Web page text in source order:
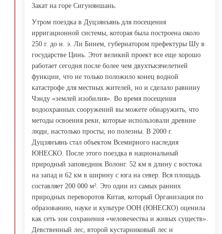
Закат на горе Сигуняншань.
Утром поездка в Дуцзянъянь для посещения
ирригационной системы, которая была построена около
250 г. до н. э. Ли Бинем, губернатором префектуры Шу в
государстве Цинь. Этот великий проект все еще хорошо
работает сегодня после более чем двухтысячелетней
функции, что не только положило конец водной
катастрофе для местных жителей, но и сделало равнину
Чэнду «землей изобилия». Во время посещения
водоохранных сооружений вы можете обнаружить, что
методы освоения реки, которые использовали древние
люди, настолько просты, но полезны. В 2000 г.
Дуцзянъянь стал объектом Всемирного наследия
ЮНЕСКО. После этого поездка в национальный
природный заповедник Волонг. 52 км в длину с востока
на запад и 62 км в ширину с юга на север. Вся площадь
составляет 200 000 м². Это один из самых ранних
природных переворотов Китая, который Организация по
образованию, науке и культуре ООН (ЮНЕСКО) оценила
как сеть зон сохранения «человечества и живых существ».
Девственный лес, второй кустарниковый лес и